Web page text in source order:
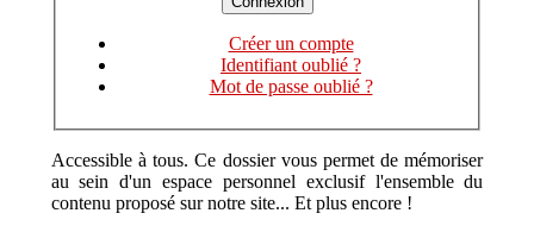
Créer un compte
Identifiant oublié ?
Mot de passe oublié ?
Accessible à tous. Ce dossier vous permet de mémoriser
au sein d'un espace personnel exclusif l'ensemble du
contenu proposé sur notre site... Et plus encore !